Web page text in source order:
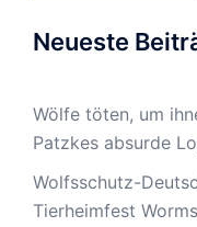
Neueste
Wölfe töten, um
Patzkes absurde
Wolfsschutz-
Tierheimfest Worms